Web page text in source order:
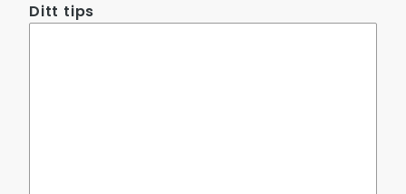
Ditt tips